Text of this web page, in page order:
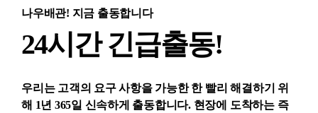
나우배관! 지금 출동합니다
24시간 긴급출동!
우리는 고객의 요구 사항을 가능한 한 빨리 해결하기 위
해 1년 365일 신속하게 출동합니다. 현장에 도착하는 즉